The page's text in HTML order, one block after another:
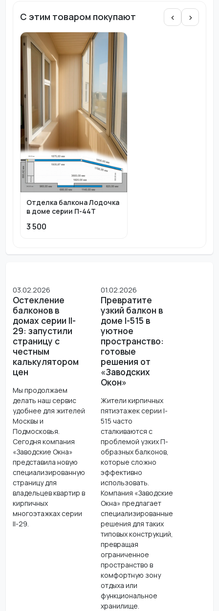
С этим товаром покупают ‹ ›
Отделка балкона Лодочка
в доме серии П-44Т
3 500
03.02.2026
Остекление
балконов в
домах серии II-
29: запустили
страницу с
честным
калькулятором
цен
Мы продолжаем
делать наш сервис
удобнее для жителей
Москвы и
Подмосковья.
Сегодня компания
«Заводские Окна»
представила новую
специализированную
страницу для
владельцев квартир в
кирпичных
многоэтажках серии
II-29.
01.02.2026
Превратите
узкий балкон в
доме I-515 в
уютное
пространство:
готовые
решения от
«Заводских
Окон»
Жители кирпичных
пятиэтажек серии I-
515 часто
сталкиваются с
проблемой узких П-
образных балконов,
которые сложно
эффективно
использовать.
Компания «Заводские
Окна» предлагает
специализированные
решения для таких
типовых конструкций,
превращая
ограниченное
пространство в
комфортную зону
отдыха или
функциональное
хранилище.